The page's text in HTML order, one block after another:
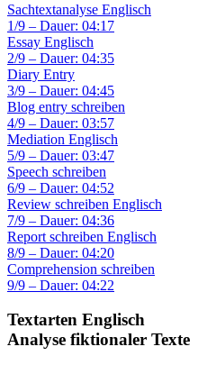
Sachtextanalyse Englisch
1/9 – Dauer: 04:17
Essay Englisch
2/9 – Dauer: 04:35
Diary Entry
3/9 – Dauer: 04:45
Blog entry schreiben
4/9 – Dauer: 03:57
Mediation Englisch
5/9 – Dauer: 03:47
Speech schreiben
6/9 – Dauer: 04:52
Review schreiben Englisch
7/9 – Dauer: 04:36
Report schreiben Englisch
8/9 – Dauer: 04:20
Comprehension schreiben
9/9 – Dauer: 04:22
Textarten Englisch
Analyse fiktionaler Texte